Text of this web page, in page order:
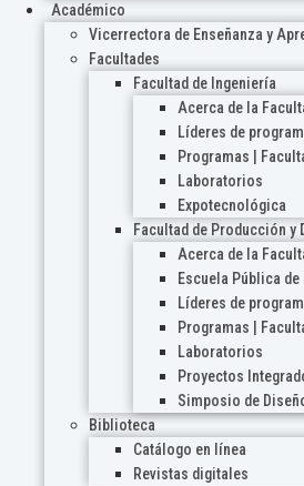
Académico
Vicerrectora de Enseñanza y
Facultades
Facultad de Ingeniería
Acerca de la
Líderes de
Programas |
Laboratorios
Expotecnológica
Facultad de Producción y
Acerca de la
Escuela Pública de
Líderes de
Programas |
Laboratorios
Proyectos
Simposio de
Biblioteca
Catálogo en línea
Revistas digitales